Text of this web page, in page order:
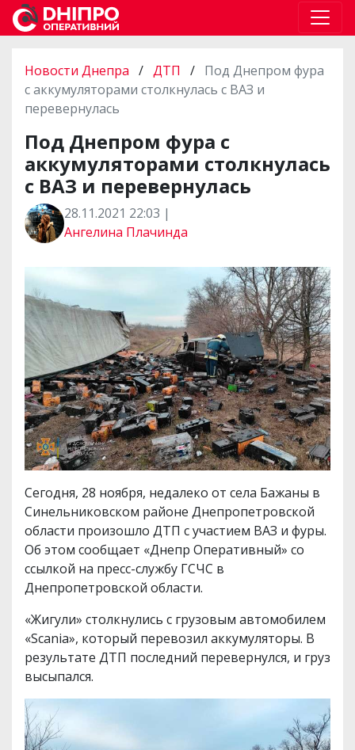
Новости Днепра / ДТП / Под Днепром фура
с аккумуляторами столкнулась с ВАЗ и
перевернулась
Под Днепром фура с
аккумуляторами столкнулась
с ВАЗ и перевернулась
28.11.2021 22:03 |
Ангелина Плачинда
Сегодня, 28 ноября, недалеко от села Бажаны в
Синельниковском районе Днепропетровской
области произошло ДТП с участием ВАЗ и фуры.
Об этом сообщает «Днепр Оперативный» со
ссылкой на пресс-службу ГСЧС в
Днепропетровской области.
«Жигули» столкнулись с грузовым автомобилем
«Scania», который перевозил аккумуляторы. В
результате ДТП последний перевернулся, и груз
высыпался.